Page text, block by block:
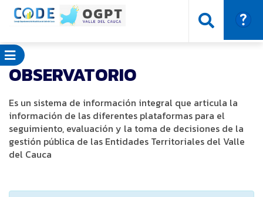
OBSERVATORIO
Es un sistema de información integral que articula la
información de las diferentes plataformas para el
seguimiento, evaluación y la toma de decisiones de la
gestión pública de las Entidades Territoriales del Valle
del Cauca